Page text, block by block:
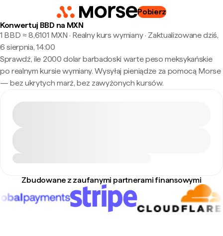
Pobierz
Konwertuj BBD na MXN
1 BBD ≈ 8,6101 MXN · Realny kurs wymiany· Zaktualizowane dziś,
6 sierpnia, 14:00
Sprawdź, ile 2000 dolar barbadoski warte peso meksykańskie
po realnym kursie wymiany. Wysyłaj pieniądze za pomocą Morse
— bez ukrytych marż, bez zawyżonych kursów.
Zbudowane z zaufanymi partnerami finansowymi